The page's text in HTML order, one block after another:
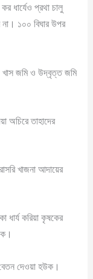
ধার্যেও প্রথা চালু
না। ১০০ বিঘার উপর
খাস জমি ও উদ্বৃত্ত জমি
অচিরে তাহাদের
খাজনা আদায়ের
ধার্য করিয়া কৃষকের
দেওয়া হউক।